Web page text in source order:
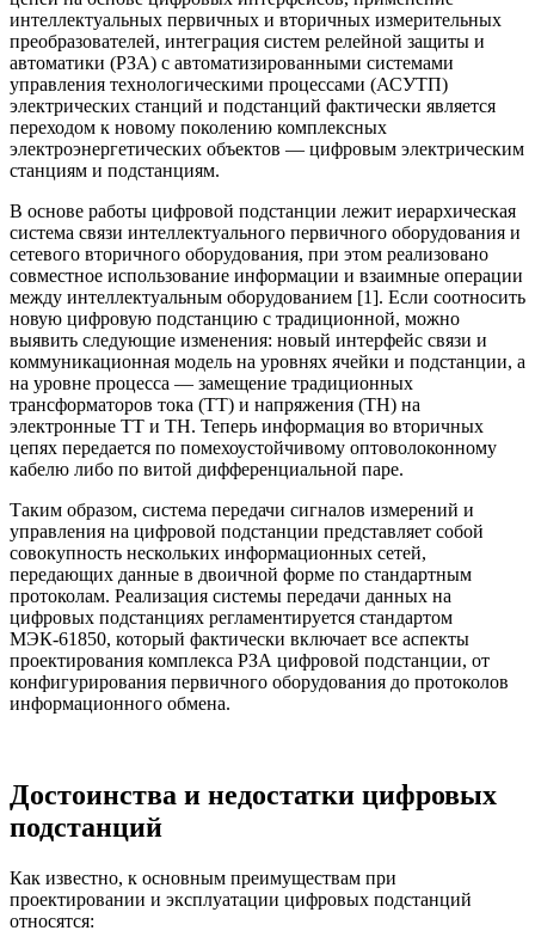
интеллектуальных первичных и вторичных измерительных
преобразователей, интеграция систем релейной защиты и
автоматики (РЗА) с автоматизированными системами
управления технологическими процессами (АСУТП)
электрических станций и подстанций фактически является
переходом к новому поколению комплексных
электроэнергетических объектов — цифровым электрическим
станциям и подстанциям.
В основе работы цифровой подстанции лежит иерархическая
система связи интеллектуального первичного оборудования и
сетевого вторичного оборудования, при этом реализовано
совместное использование информации и взаимные операции
между интеллектуальным оборудованием [1]. Если соотносить
новую цифровую подстанцию с традиционной, можно
выявить следующие изменения: новый интерфейс связи и
коммуникационная модель на уровнях ячейки и подстанции, а
на уровне процесса — замещение традиционных
трансформаторов тока (ТТ) и напряжения (ТН) на
электронные ТТ и ТН. Теперь информация во вторичных
цепях передается по помехоустойчивому оптоволоконному
кабелю либо по витой дифференциальной паре.
Таким образом, система передачи сигналов измерений и
управления на цифровой подстанции представляет собой
совокупность нескольких информационных сетей,
передающих данные в двоичной форме по стандартным
протоколам. Реализация системы передачи данных на
цифровых подстанциях регламентируется стандартом
МЭК-61850, который фактически включает все аспекты
проектирования комплекса РЗА цифровой подстанции, от
конфигурирования первичного оборудования до протоколов
информационного обмена.
Достоинства и недостатки цифровых
подстанций
Как известно, к основным преимуществам при
проектировании и эксплуатации цифровых подстанций
относятся: